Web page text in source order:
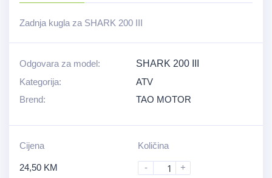
Zadnja kugla za SHARK 200 III
Odgovara za model:
SHARK 200 III
Kategorija:
ATV
Brend:
TAO MOTOR
Cijena
24,50 KM
Količina
- +